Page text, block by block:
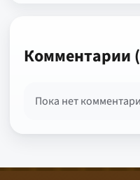
Комментарии
Пока нет